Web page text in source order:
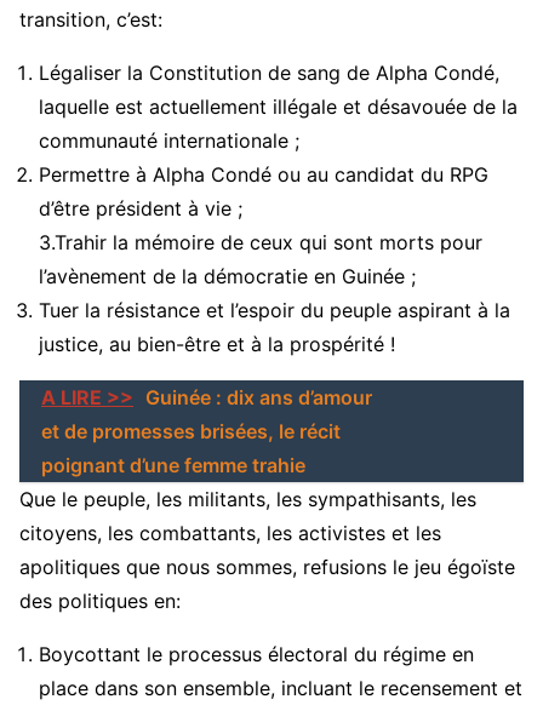
transition, c’est:
Légaliser la Constitution de sang de Alpha Condé,
laquelle est actuellement illégale et désavouée de la
communauté internationale ;
Permettre à Alpha Condé ou au candidat du RPG
d’être président à vie ;
3.Trahir la mémoire de ceux qui sont morts pour
l’avènement de la démocratie en Guinée ;
Tuer la résistance et l’espoir du peuple aspirant à la
justice, au bien-être et à la prospérité !
A LIRE >> Guinée : dix ans d’amour
et de promesses brisées, le récit
poignant d’une femme trahie
Que le peuple, les militants, les sympathisants, les
citoyens, les combattants, les activistes et les
apolitiques que nous sommes, refusions le jeu égoïste
des politiques en:
Boycottant le processus électoral du régime en
place dans son ensemble, incluant le recensement et